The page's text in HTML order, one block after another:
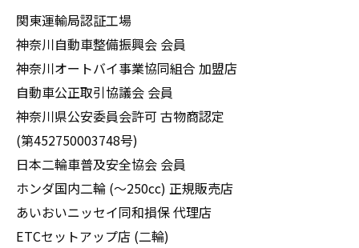
関東運輸局認証工場
神奈川自動車整備振興会 会員
神奈川オートバイ事業協同組合 加盟店
自動車公正取引協議会 会員
神奈川県公安委員会許可 古物商認定
(第452750003748号)
日本二輪車普及安全協会 会員
ホンダ国内二輪 (～250cc) 正規販売店
あいおいニッセイ同和損保 代理店
ETCセットアップ店 (二輪)